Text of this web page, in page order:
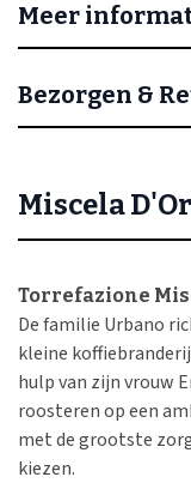
Meer
Bezorgen &
Miscela
Torrefazione
De familie Urbano
kleine
hulp van zijn vrouw
roosteren op een
met de grootste
kiezen.